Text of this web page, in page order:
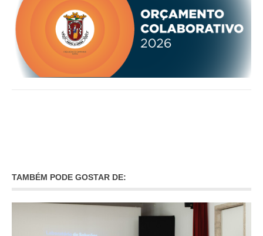
TAMBÉM PODE GOSTAR DE: